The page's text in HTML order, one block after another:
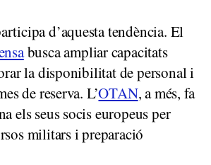
d’aquesta tendència. El
busca ampliar capacitats
la disponibilitat de personal i
de reserva. L’OTAN, a més, fa
els seus socis europeus per
militars i preparació